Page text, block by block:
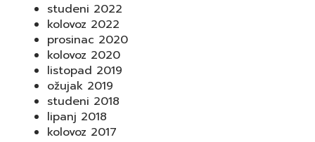
studeni 2022
kolovoz 2022
prosinac 2020
kolovoz 2020
listopad 2019
ožujak 2019
studeni 2018
lipanj 2018
kolovoz 2017